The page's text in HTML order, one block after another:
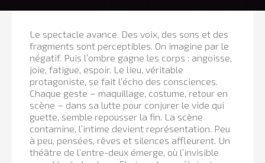
Le spectacle avance. Des voix, des sons et des
fragments sont perceptibles. On imagine par le
négatif. Puis l’ombre gagne les corps : angoisse,
joie, fatigue, espoir. Le lieu, véritable
protagoniste, se fait l’écho des consciences.
Chaque geste – maquillage, costume, retour en
scène – dans sa lutte pour conjurer le vide qui
guette, semble repousser la fin. La scène
contamine, l’intime devient représentation. Peu
à peu, pensées, rêves et silences affleurent. Un
théâtre de l’entre-deux émerge, où l’invisible